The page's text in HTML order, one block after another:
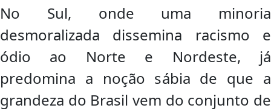
No Sul, onde uma minoria
desmoralizada dissemina racismo e
ódio ao Norte e Nordeste, já
predomina a noção sábia de que a
grandeza do Brasil vem do conjunto de